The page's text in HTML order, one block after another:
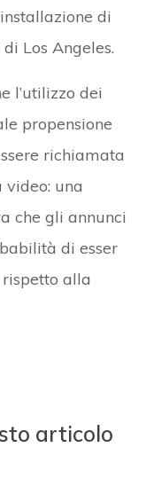
di
Los Angeles.
l’utilizzo dei
propensione
richiamata
una
che gli annunci
di esser
alla
articolo